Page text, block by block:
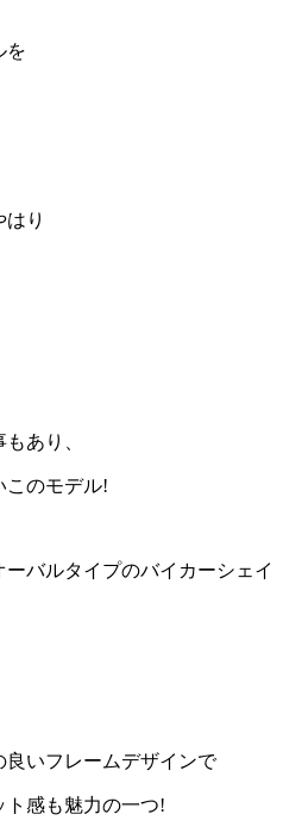
を
り
あり、
このモデル!
ーバルタイプのバイカーシェイ
良いフレームデザインで
ト感も魅力の一つ!